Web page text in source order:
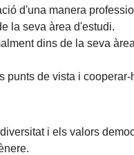
d'una manera
la seva àrea d'estudi.
dins de la seva
de vista i
i els valors